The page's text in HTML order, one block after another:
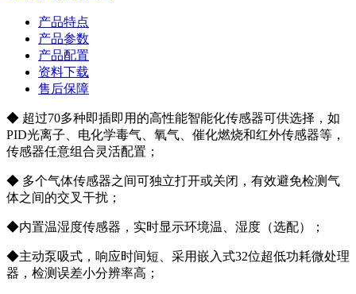
产品特点
产品参数
产品配置
资料下载
售后保障
◆ 超过70多种即插即用的高性能智能化传感器可供选择，如
PID光离子、电化学毒气、氧气、催化燃烧和红外传感器等，
传感器任意组合灵活配置；
◆ 多个气体传感器之间可独立打开或关闭，有效避免检测气
体之间的交叉干扰；
◆内置温湿度传感器，实时显示环境温、湿度（选配）；
◆主动泵吸式，响应时间短、采用嵌入式32位超低功耗微处理
器，检测误差小分辨率高；